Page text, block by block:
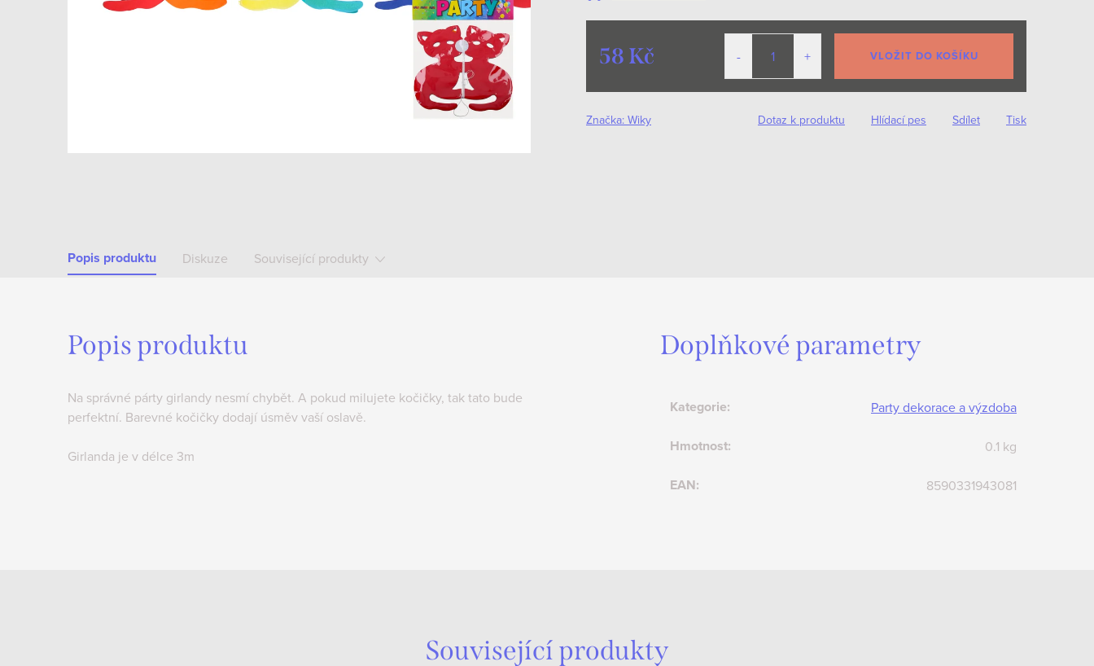
58 Kč
cena:
VLOŽIT DO KOŠÍKU
Značka: Wiky Tisk
Dotaz k produktu Hlídací pes Sdílet
Popis produktu Diskuze Související produkty
Popis produktu
Na správné párty girlandy nesmí chybět. A pokud milujete kočičky, tak tato bude
perfektní. Barevné kočičky dodají úsměv vaší oslavě.
Girlanda je v délce 3m
Doplňkové parametry
Kategorie: Party dekorace a výzdoba
Hmotnost: 0.1 kg
EAN: 8590331943081
Související produkty